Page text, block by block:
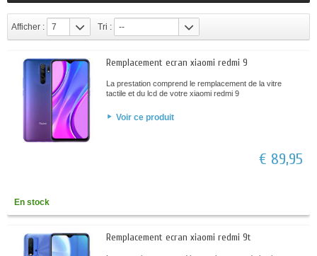
Afficher : 7 Tri : --
Remplacement ecran xiaomi redmi 9
La prestation comprend le remplacement de la vitre
tactile et du lcd de votre xiaomi redmi 9
Voir ce produit
€ 89,95
En stock
Remplacement ecran xiaomi redmi 9t